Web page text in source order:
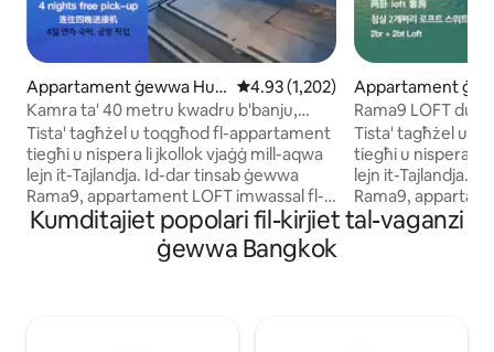
Appartament ġewwa Huai
Khwang
Rating medju ta' 4.93 minn 5,
4.93 (1,202)
Kamra ta' 40 metru kwadru b'banju,
gallarija LOFT-D4/3 persuni/Pool fuq il-
bejt/Qrib l-RCA/Qrib is-suq notturn bil-
ferrovija/Qrib Tonglor
Tista' tagħżel u toqgħod fl-appartament
tiegħi u nispera li jkollok vjaġġ mill-aqwa
lejn it-Tajlandja. Id-dar tinsab ġewwa
Rama9, appartament LOFT imwassal fl-
2024.Il-kamra għandha daqs ta' madwar
40 metru kwadru u tinkludi kamra tas-
sodda waħda, salott u kamra tal-ikel,
Appartament
hwang
Rama9 LOFT
tas-sodda
għal 5 persuni/
RCA/qrib is-suq
tonglor
Tista' tagħżel u
tiegħi u nispera li
lejn it-Tajlandja. Id-dar tinsab ġewwa
Rama9,
2024.Il-kamra
kwadru, inklużi
Kumditajiet popolari fil-kirjiet tal-vaganzi
ġewwa Bangkok